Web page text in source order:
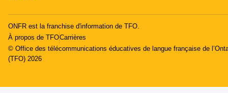
ONFR est la franchise d'information de TFO.
À propos de TFOCarrières
© Office des télécommunications éducatives de langue française de
(TFO) 2026